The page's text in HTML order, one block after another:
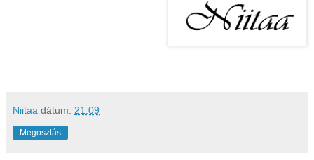
Niitaa dátum: 21:09
Megosztás